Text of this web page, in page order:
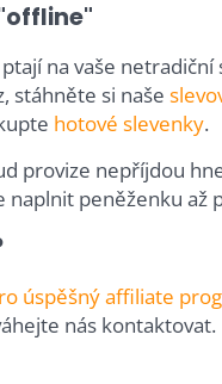
na vaše
stáhněte si naše
hotové slevenky.
provize nepříjdou
peněženku až
úspěšný affiliate
nás kontaktovat.